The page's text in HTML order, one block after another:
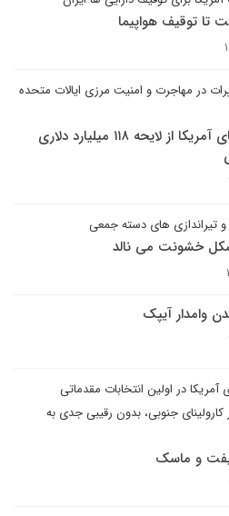
تا توقیف هواپیما
در مهاجرت و امنیت مرزی ایالات متحده
رونمایی سنای آمریکا از لایحه ۱۱۸ میلیارد دلاری
و تیراندازی های دسته جمعی
خشونت می نالد
وامدار آیپک
در اولین انتخابات مقدماتی
کارولینای جنوبی، بدون رقیبی جدی به
و ماسک